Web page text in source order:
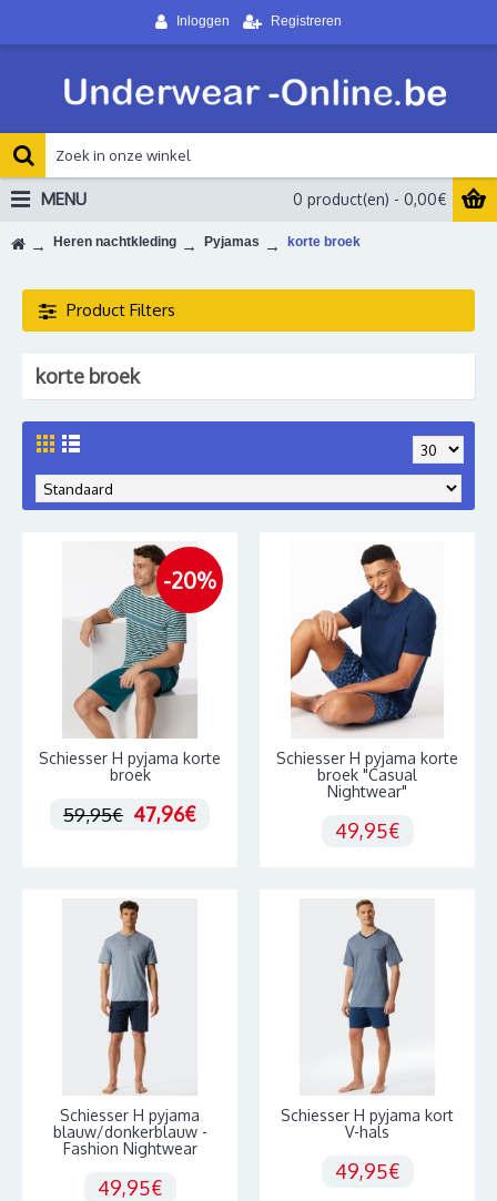
Inloggen Registreren
0 product(en) - 0,00€
MENU
Heren nachtkleding Pyjamas korte broek
Product Filters
korte broek
-20%
Schiesser H pyjama korte
broek
59,95€ 47,96€
Schiesser H pyjama korte
broek "Casual
Nightwear"
49,95€
Schiesser H pyjama
blauw/donkerblauw -
Fashion Nightwear
49,95€
Schiesser H pyjama kort
V-hals
49,95€